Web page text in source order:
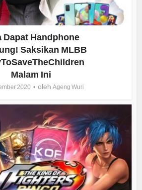
Dapat Handphone
Saksikan MLBB
Malam Ini
2020 oleh Ageng Wuri